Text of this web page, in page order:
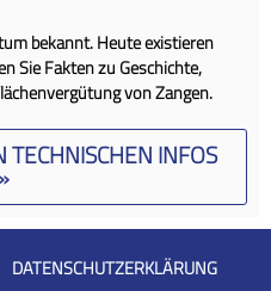
bekannt. Heute existieren
Sie Fakten zu Geschichte,
von Zangen.
INFOS
»
DATENSCHUTZERKLÄRUNG